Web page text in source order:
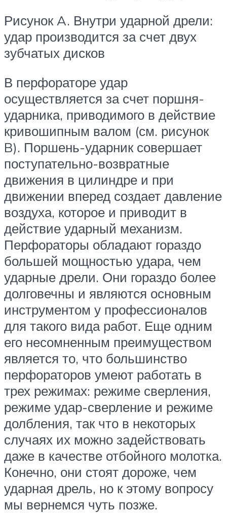
Рисунок A. Внутри ударной дрели:
удар производится за счет двух
зубчатых дисков
В перфораторе удар
осуществляется за счет поршня-
ударника, приводимого в действие
кривошипным валом (см. рисунок
B). Поршень-ударник совершает
поступательно-возвратные
движения в цилиндре и при
движении вперед создает давление
воздуха, которое и приводит в
действие ударный механизм.
Перфораторы обладают гораздо
большей мощностью удара, чем
ударные дрели. Они гораздо более
долговечны и являются основным
инструментом у профессионалов
для такого вида работ. Еще одним
его несомненным преимуществом
является то, что большинство
перфораторов умеют работать в
трех режимах: режиме сверления,
режиме удар-сверление и режиме
долбления, так что в некоторых
случаях их можно задействовать
даже в качестве отбойного молотка.
Конечно, они стоят дороже, чем
ударная дрель, но к этому вопросу
мы вернемся чуть позже.